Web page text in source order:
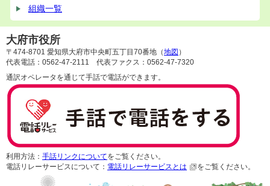
組織一覧
大府市役所
〒474-8701 愛知県大府市中央町五丁目70番地（地図 ）
代表電話：0562-47-2111 代表ファクス：0562-47-7320
通訳オペレータを通じて手話で電話ができます。
利用方法： 手話リンクについてをご覧ください。
電話リレーサービスについて： 電話リレーサービスとは をご覧ください。